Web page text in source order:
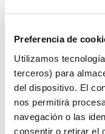
Preferencia de
Utilizamos
terceros) para
del dispositivo. El
nos permitirá
navegación o las
consentir o retirar el